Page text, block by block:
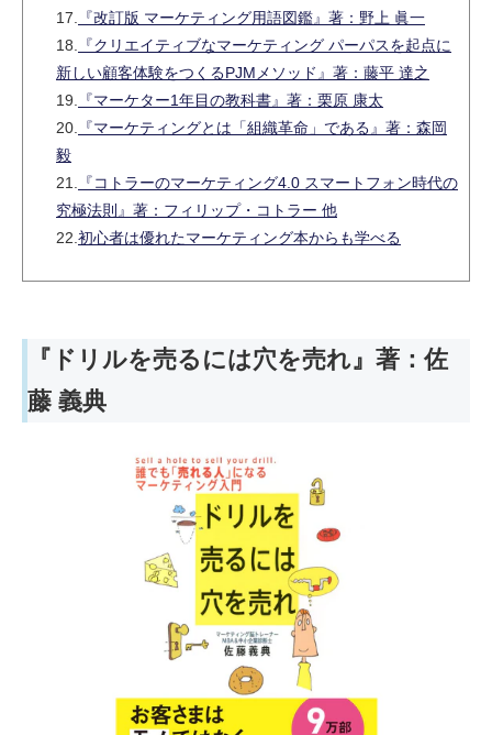
17.
『改訂版 マーケティング用語図鑑』著：野上 眞一
18.
『クリエイティブなマーケティング パーパスを起点に
新しい顧客体験をつくるPJMメソッド』著：藤平 達之
19.
『マーケター1年目の教科書』著：栗原 康太
20.
『マーケティングとは「組織革命」である』著：森岡
毅
21.
『コトラーのマーケティング4.0 スマートフォン時代の
究極法則』著：フィリップ・コトラー 他
22. 初心者は優れたマーケティング本からも学べる
『ドリルを売るには穴を売れ』著：佐
藤 義典